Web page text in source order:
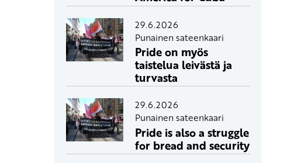
29.6.2026
Punainen sateenkaari
Pride on myös
taistelua leivästä ja
turvasta
29.6.2026
Punainen sateenkaari
Pride is also a struggle
for bread and security